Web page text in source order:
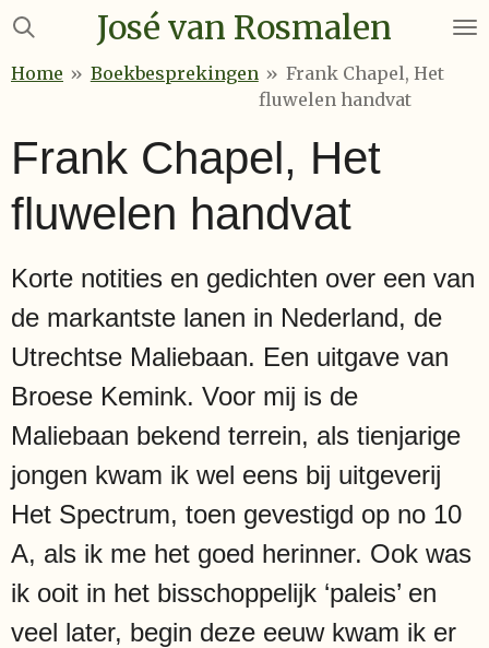
Ga
naar
José van Rosmalen
Home » Boekbesprekingen » Frank Chapel, Het
fluwelen handvat
Frank Chapel, Het
fluwelen handvat
Korte notities en gedichten over een van
de markantste lanen in Nederland, de
Utrechtse Maliebaan. Een uitgave van
Broese Kemink. Voor mij is de
Maliebaan bekend terrein, als tienjarige
jongen kwam ik wel eens bij uitgeverij
Het Spectrum, toen gevestigd op no 10
A, als ik me het goed herinner. Ook was
ik ooit in het bisschoppelijk ‘paleis’ en
veel later, begin deze eeuw kwam ik er